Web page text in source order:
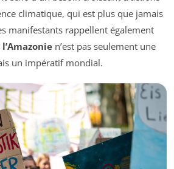
climatique, qui est plus que jamais
manifestants rappellent également
n’est pas seulement une
un impératif mondial.